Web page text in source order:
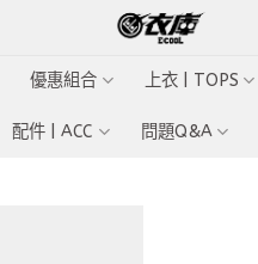
優惠組合 上衣 | TOPS
配件 | ACC 問題Q&A